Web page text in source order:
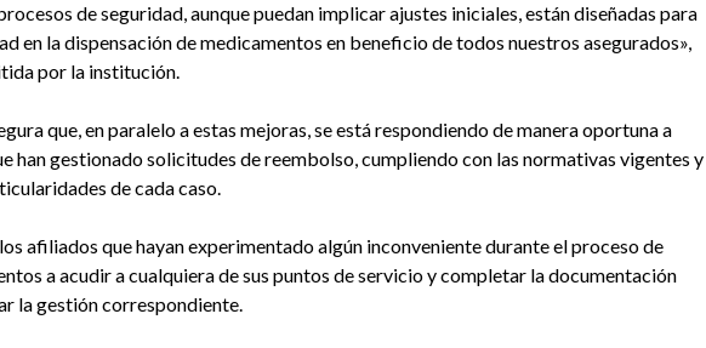
de seguridad, aunque puedan implicar ajustes iniciales, están diseñadas para
en la dispensación de medicamentos en beneficio de todos nuestros asegurados»,
por la institución.
que, en paralelo a estas mejoras, se está respondiendo de manera oportuna a
han gestionado solicitudes de reembolso, cumpliendo con las normativas vigentes y
de cada caso.
afiliados que hayan experimentado algún inconveniente durante el proceso de
a acudir a cualquiera de sus puntos de servicio y completar la documentación
la gestión correspondiente.